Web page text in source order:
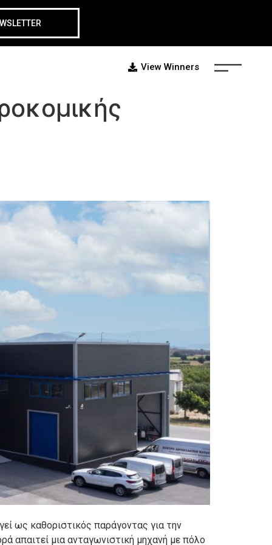
View Winners
ως καθοριστικός παράγοντας για την
απαιτεί μια ανταγωνιστική μηχανή με πόλο